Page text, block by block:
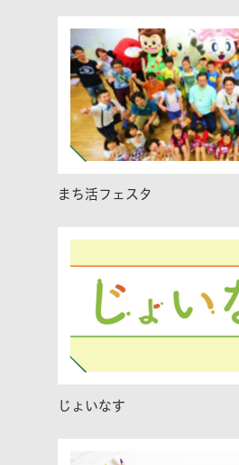
まち活フェスタ
じょいなす